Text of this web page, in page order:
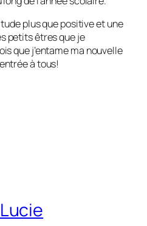
plus que positive et une
petits êtres que je
que j’entame ma nouvelle
à tous!